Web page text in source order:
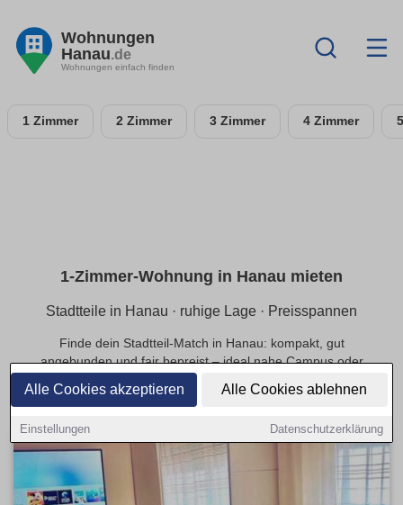
Alle Cookies akzeptieren Alle Cookies ablehnen
Einstellungen Datenschutzerklärung
Wohnungen
Hanau.de
Wohnungen einfach finden
1 Zimmer 2 Zimmer 3 Zimmer 4 Zimmer
1-Zimmer-Wohnung in Hanau mieten
Stadtteile in Hanau · ruhige Lage · Preisspannen
Finde dein Stadtteil-Match in Hanau: kompakt, gut
angebunden und fair bepreist – ideal nahe Campus oder
Innenstadt.